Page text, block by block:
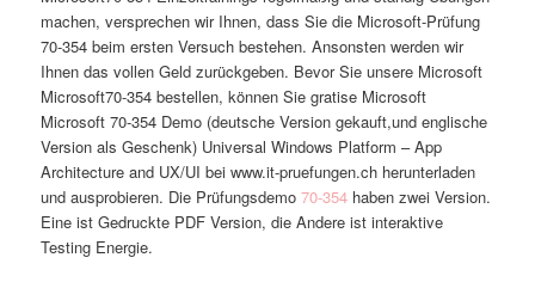
machen, versprechen wir Ihnen, dass Sie die Microsoft-Prüfung
70-354 beim ersten Versuch bestehen. Ansonsten werden wir
Ihnen das vollen Geld zurückgeben. Bevor Sie unsere Microsoft
Microsoft70-354 bestellen, können Sie gratise Microsoft
Microsoft 70-354 Demo (deutsche Version gekauft,und englische
Version als Geschenk) Universal Windows Platform – App
Architecture and UX/UI bei www.it-pruefungen.ch herunterladen
und ausprobieren. Die Prüfungsdemo70-354 haben zwei Version.
Eine ist Gedruckte PDF Version, die Andere ist interaktive
Testing Energie.